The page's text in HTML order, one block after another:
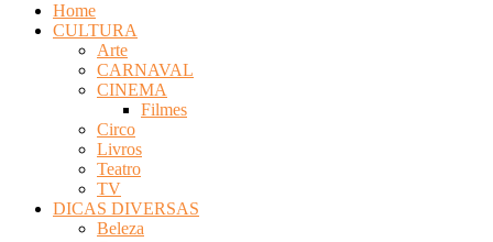
Home
CULTURA
Arte
CARNAVAL
CINEMA
Filmes
Circo
Livros
Teatro
TV
DICAS DIVERSAS
Beleza